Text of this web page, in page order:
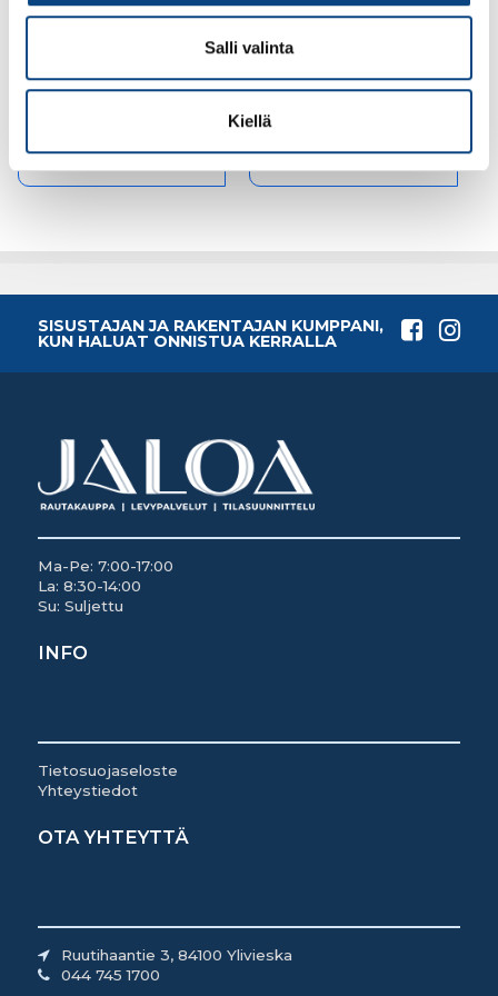
Salli valinta
Kiellä
RST Putkijalka 700mm,
harjattu
Lisää tilauskoriin
RST Putkijalka musta
14-23cm, halk. 32/38mm
7.89€ /kpl
Lisää tilauskoriin
SISUSTAJAN JA RAKENTAJAN KUMPPANI,
KUN HALUAT ONNISTUA KERRALLA
Ma-Pe: 7:00-17:00
La: 8:30-14:00
Su: Suljettu
INFO
Tietosuojaseloste
Yhteystiedot
OTA YHTEYTTÄ
Ruutihaantie 3, 84100 Ylivieska
044 745 1700